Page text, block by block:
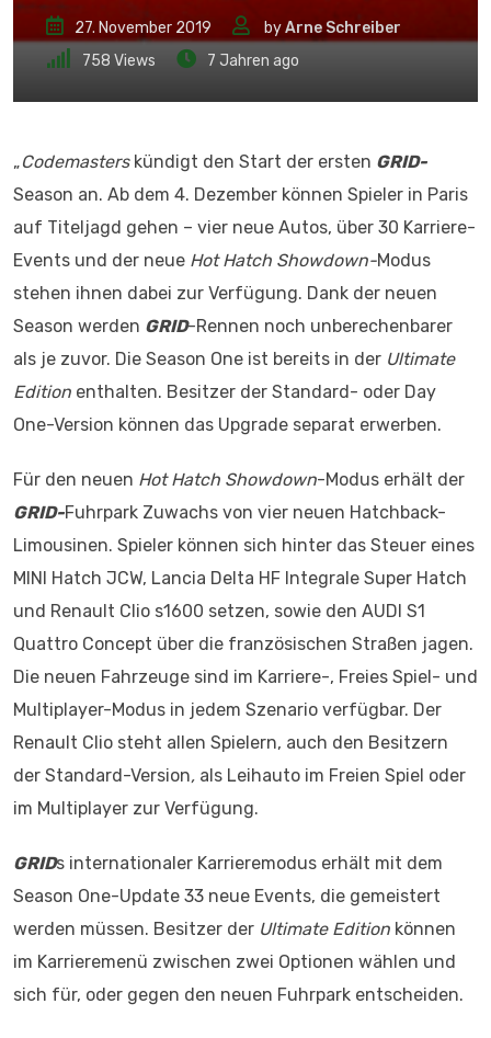
27. November 2019 byArne Schreiber
758 Views 7 Jahren ago
„Codemasters kündigt den Start der ersten GRID-
Season an. Ab dem 4. Dezember können Spieler in Paris
auf Titeljagd gehen – vier neue Autos, über 30 Karriere-
Events und der neue Hot Hatch Showdown-Modus
stehen ihnen dabei zur Verfügung. Dank der neuen
Season werden GRID-Rennen noch unberechenbarer
als je zuvor. Die Season One ist bereits in der Ultimate
Edition enthalten. Besitzer der Standard- oder Day
One-Version können das Upgrade separat erwerben.
Für den neuen Hot Hatch Showdown-Modus erhält der
GRID-Fuhrpark Zuwachs von vier neuen Hatchback-
Limousinen. Spieler können sich hinter das Steuer eines
MINI Hatch JCW, Lancia Delta HF Integrale Super Hatch
und Renault Clio s1600 setzen, sowie den AUDI S1
Quattro Concept über die französischen Straßen jagen.
Die neuen Fahrzeuge sind im Karriere-, Freies Spiel- und
Multiplayer-Modus in jedem Szenario verfügbar. Der
Renault Clio steht allen Spielern, auch den Besitzern
der Standard-Version, als Leihauto im Freien Spiel oder
im Multiplayer zur Verfügung.
GRIDs internationaler Karrieremodus erhält mit dem
Season One-Update 33 neue Events, die gemeistert
werden müssen. Besitzer der Ultimate Edition können
im Karrieremenü zwischen zwei Optionen wählen und
sich für, oder gegen den neuen Fuhrpark entscheiden.